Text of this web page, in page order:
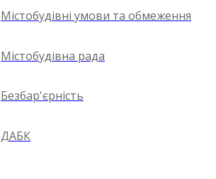
Містобудівні умови та обмеження
Містобудівна рада
Безбар'єрність
ДАБК